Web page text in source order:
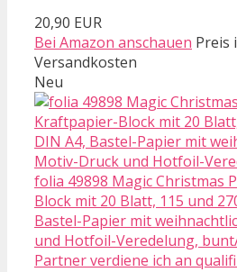
20,90 EUR
Bei Amazon anschauen Preis
Versandkosten
Neu
folia 49898 Magic Christmas
Block mit 20 Blatt, 115 und
Bastel-Papier mit
und Hotfoil-Veredelung,
Partner verdiene ich an